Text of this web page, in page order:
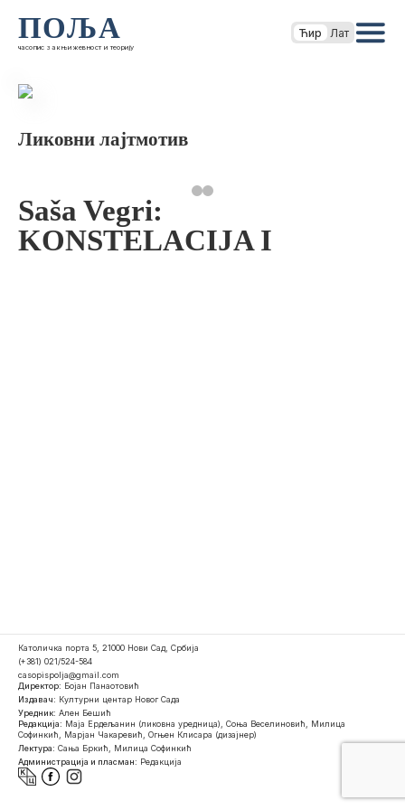
ПОЉА
часопис за књижевност и теорију
Ћир Лат
Ликовни лајтмотив
Saša Vegri:
KONSTELACIJA I
Католичка порта 5, 21000 Нови Сад, Србија
(+381) 021/524-584
casopispolja@gmail.com
Директор: Бојан Панаотовић
Издавач: Културни центар Новог Сада
Уредник: Ален Бешић
Редакција: Маја Ердељанин (ликовна уредница), Соња Веселиновић, Милица
Софинкић, Марјан Чакаревић, Огњен Клисара (дизајнер)
Лектура: Сања Бркић, Милица Софинкић
Администрација и пласман: Редакција